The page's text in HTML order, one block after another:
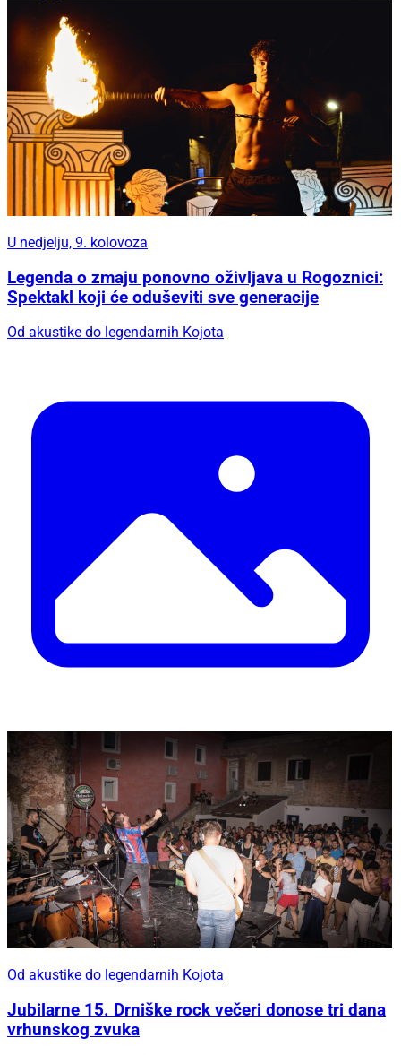
U nedjelju, 9. kolovoza
Legenda o zmaju ponovno oživljava u Rogoznici:
Spektakl koji će oduševiti sve generacije
Od akustike do legendarnih Kojota
Od akustike do legendarnih Kojota
Jubilarne 15. Drniške rock večeri donose tri dana
vrhunskog zvuka